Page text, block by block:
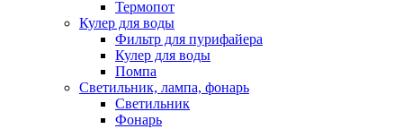
Термопот
Кулер для воды
Фильтр для пурифайера
Кулер для воды
Помпа
Светильник, лампа, фонарь
Светильник
Фонарь